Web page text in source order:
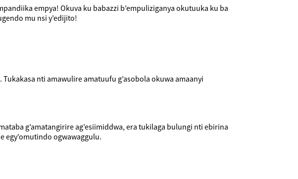
empya! Okuva ku babazzi b’empuliziganya okutuuka ku ba
mu nsi y’edijito!
nti amawulire amatuufu g’asobola okuwa amaanyi
g’amatangirire ag’esiimiddwa, era tukilaga bulungi nti ebirina
egy’omutindo ogwawaggulu.